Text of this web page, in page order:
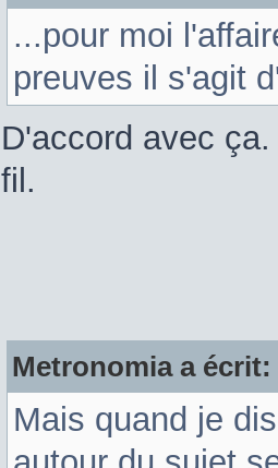
...pour moi
preuves il s'agit
D'accord avec
fil.
Metronomia a écrit:
Mais quand je